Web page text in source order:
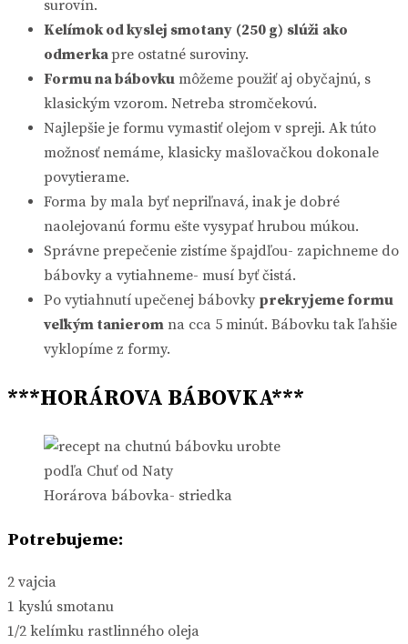
surovín.
Kelímok od kyslej smotany (250 g) slúži ako
odmerkapre ostatné suroviny.
Formu na bábovku môžeme použiť aj obyčajnú, s
klasickým vzorom. Netreba stromčekovú.
Najlepšie je formu vymastiť olejom v spreji. Ak túto
možnosť nemáme, klasicky mašlovačkou dokonale
povytierame.
Forma by mala byť nepriľnavá, inak je dobré
naolejovanú formu ešte vysypať hrubou múkou.
Správne prepečenie zistíme špajdľou- zapichneme do
bábovky a vytiahneme- musí byť čistá.
Po vytiahnutí upečenej bábovky prekryjeme formu
veľkým tanierom na cca 5 minút. Bábovku tak ľahšie
vyklopíme z formy.
***HORÁROVA BÁBOVKA***
Horárova bábovka- striedka
Potrebujeme:
2 vajcia
1 kyslú smotanu
1/2 kelímku rastlinného oleja